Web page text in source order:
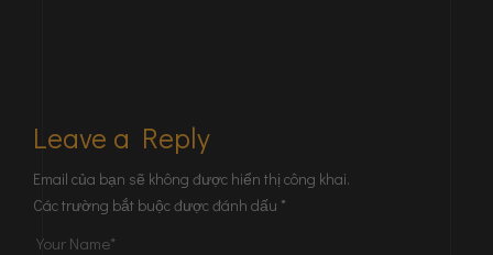
Leave a Reply
Email của bạn sẽ không được hiển thị công khai.
Các trường bắt buộc được đánh dấu *